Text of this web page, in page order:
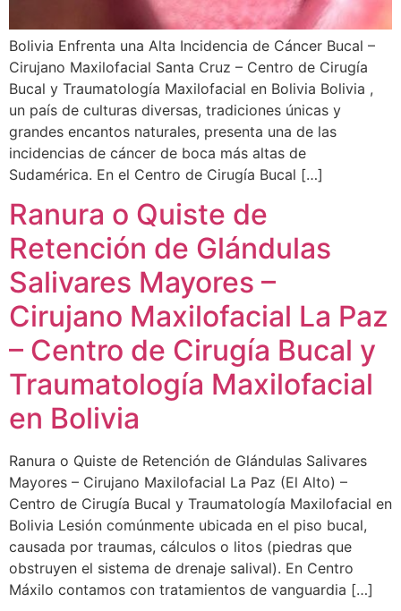
Bolivia Enfrenta una Alta Incidencia de Cáncer Bucal –
Cirujano Maxilofacial Santa Cruz – Centro de Cirugía
Bucal y Traumatología Maxilofacial en Bolivia Bolivia ,
un país de culturas diversas, tradiciones únicas y
grandes encantos naturales, presenta una de las
incidencias de cáncer de boca más altas de
Sudamérica. En el Centro de Cirugía Bucal […]
Ranura o Quiste de
Retención de Glándulas
Salivares Mayores –
Cirujano Maxilofacial La Paz
– Centro de Cirugía Bucal y
Traumatología Maxilofacial
en Bolivia
Ranura o Quiste de Retención de Glándulas Salivares
Mayores – Cirujano Maxilofacial La Paz (El Alto) –
Centro de Cirugía Bucal y Traumatología Maxilofacial en
Bolivia Lesión comúnmente ubicada en el piso bucal,
causada por traumas, cálculos o litos (piedras que
obstruyen el sistema de drenaje salival). En Centro
Máxilo contamos con tratamientos de vanguardia […]